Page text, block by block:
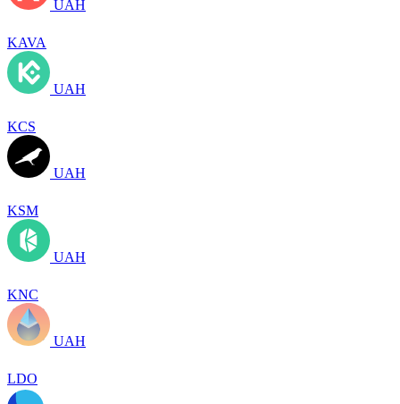
UAH
KAVA
UAH
KCS
UAH
KSM
UAH
KNC
UAH
LDO